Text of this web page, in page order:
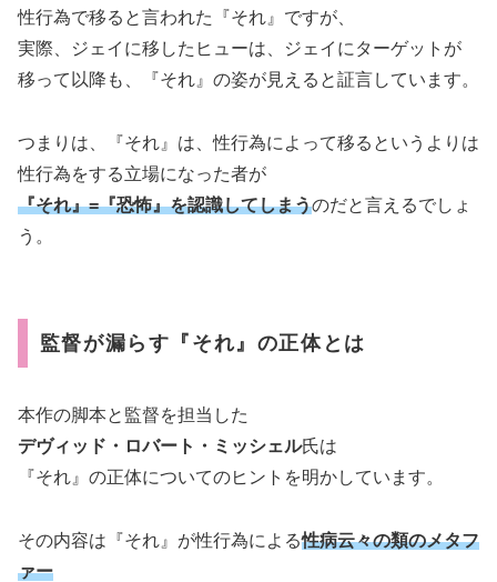
性行為で移ると言われた『それ』ですが、
実際、ジェイに移したヒューは、ジェイにターゲットが
移って以降も、『それ』の姿が見えると証言しています。
つまりは、『それ』は、性行為によって移るというよりは
性行為をする立場になった者が
『それ』=『恐怖』を認識してしまうのだと言えるでしょ
う。
監督が漏らす『それ』の正体とは
本作の脚本と監督を担当した
デヴィッド・ロバート・ミッシェル氏は
『それ』の正体についてのヒントを明かしています。
その内容は『それ』が性行為による性病云々の類のメタフ
ァー